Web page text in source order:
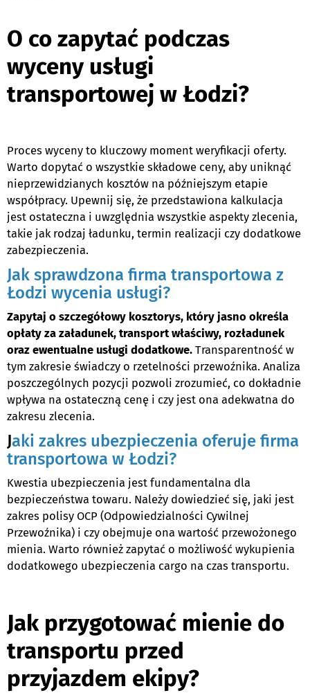
O co zapytać podczas
wyceny usługi
transportowej w Łodzi?
Proces wyceny to kluczowy moment weryfikacji oferty.
Warto dopytać o wszystkie składowe ceny, aby uniknąć
nieprzewidzianych kosztów na późniejszym etapie
współpracy. Upewnij się, że przedstawiona kalkulacja
jest ostateczna i uwzględnia wszystkie aspekty zlecenia,
takie jak rodzaj ładunku, termin realizacji czy dodatkowe
zabezpieczenia.
Jak sprawdzona firma transportowa z
Łodzi wycenia usługi?
Zapytaj o szczegółowy kosztorys, który jasno określa
opłaty za załadunek, transport właściwy, rozładunek
oraz ewentualne usługi dodatkowe. Transparentność w
tym zakresie świadczy o rzetelności przewoźnika. Analiza
poszczególnych pozycji pozwoli zrozumieć, co dokładnie
wpływa na ostateczną cenę i czy jest ona adekwatna do
zakresu zlecenia.
Jaki zakres ubezpieczenia oferuje firma
transportowa w Łodzi?
Kwestia ubezpieczenia jest fundamentalna dla
bezpieczeństwa towaru. Należy dowiedzieć się, jaki jest
zakres polisy OCP (Odpowiedzialności Cywilnej
Przewoźnika) i czy obejmuje ona wartość przewożonego
mienia. Warto również zapytać o możliwość wykupienia
dodatkowego ubezpieczenia cargo na czas transportu.
Jak przygotować mienie do
transportu przed
przyjazdem ekipy?